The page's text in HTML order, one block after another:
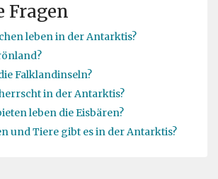
Fragen
leben in der Antarktis?
Falklandinseln?
in der Antarktis?
leben die Eisbären?
und Tiere gibt es in der Antarktis?